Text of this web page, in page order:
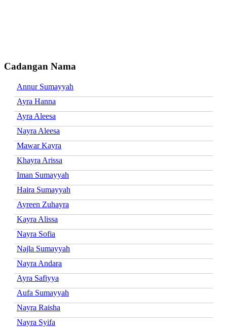
Cadangan Nama
Annur Sumayyah
Ayra Hanna
Ayra Aleesa
Nayra Aleesa
Mawar Kayra
Khayra Arissa
Iman Sumayyah
Haira Sumayyah
Ayreen Zuhayra
Kayra Alissa
Nayra Sofia
Najla Sumayyah
Nayra Andara
Ayra Safiyya
Aufa Sumayyah
Nayra Raisha
Nayra Syifa